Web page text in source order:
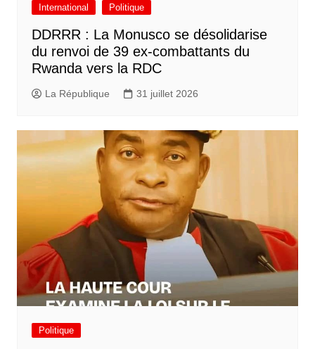
International Politique
DDRRR : La Monusco se désolidarise
du renvoi de 39 ex-combattants du
Rwanda vers la RDC
La République 31 juillet 2026
Politique